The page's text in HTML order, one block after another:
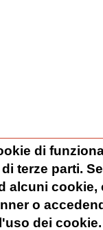
di
terze parti.
alcuni
o
dei cookie.